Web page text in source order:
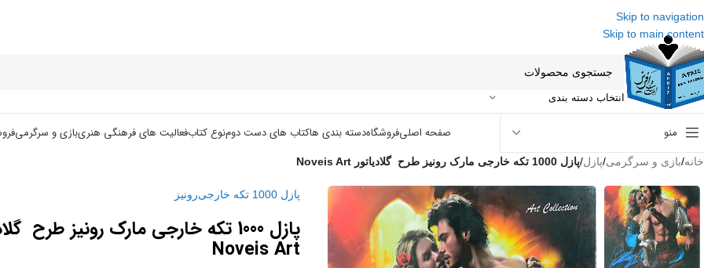
Skip to navigation
Skip to main content
انتخاب دسته بندی
منو صفحه اصلیفروشگاهدسته بندی هاکتاب های دست دومنوع کتابفعالیت های فرهنگی هنریبازی و سرگرمی
خانه/بازی و سرگرمی/پازل/پازل 1000 تکه خارجی مارک رونیز طرح گلادیاتور Noveis Art
پازل 1000 تکه خارجی رونیز
پازل 1000 تکه خارجی مارک رونیز طرح
Noveis Art